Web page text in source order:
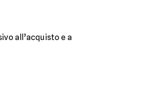
all’acquisto e a